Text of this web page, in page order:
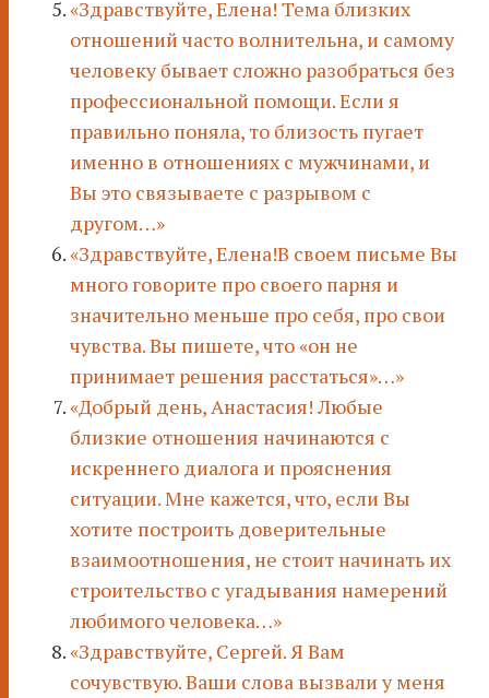
«Здравствуйте, Елена! Тема близких
отношений часто волнительна, и самому
человеку бывает сложно разобраться без
профессиональной помощи. Если я
правильно поняла, то близость пугает
именно в отношениях с мужчинами, и
Вы это связываете с разрывом с
другом…»
«Здравствуйте, Елена!В своем письме Вы
много говорите про своего парня и
значительно меньше про себя, про свои
чувства. Вы пишете, что «он не
принимает решения расстаться»…»
«Добрый день, Анастасия! Любые
близкие отношения начинаются с
искреннего диалога и прояснения
ситуации. Мне кажется, что, если Вы
хотите построить доверительные
взаимоотношения, не стоит начинать их
строительство с угадывания намерений
любимого человека…»
«Здравствуйте, Сергей. Я Вам
сочувствую. Ваши слова вызвали у меня